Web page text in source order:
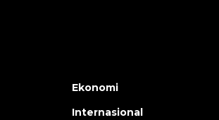
Ekonomi
Internasional